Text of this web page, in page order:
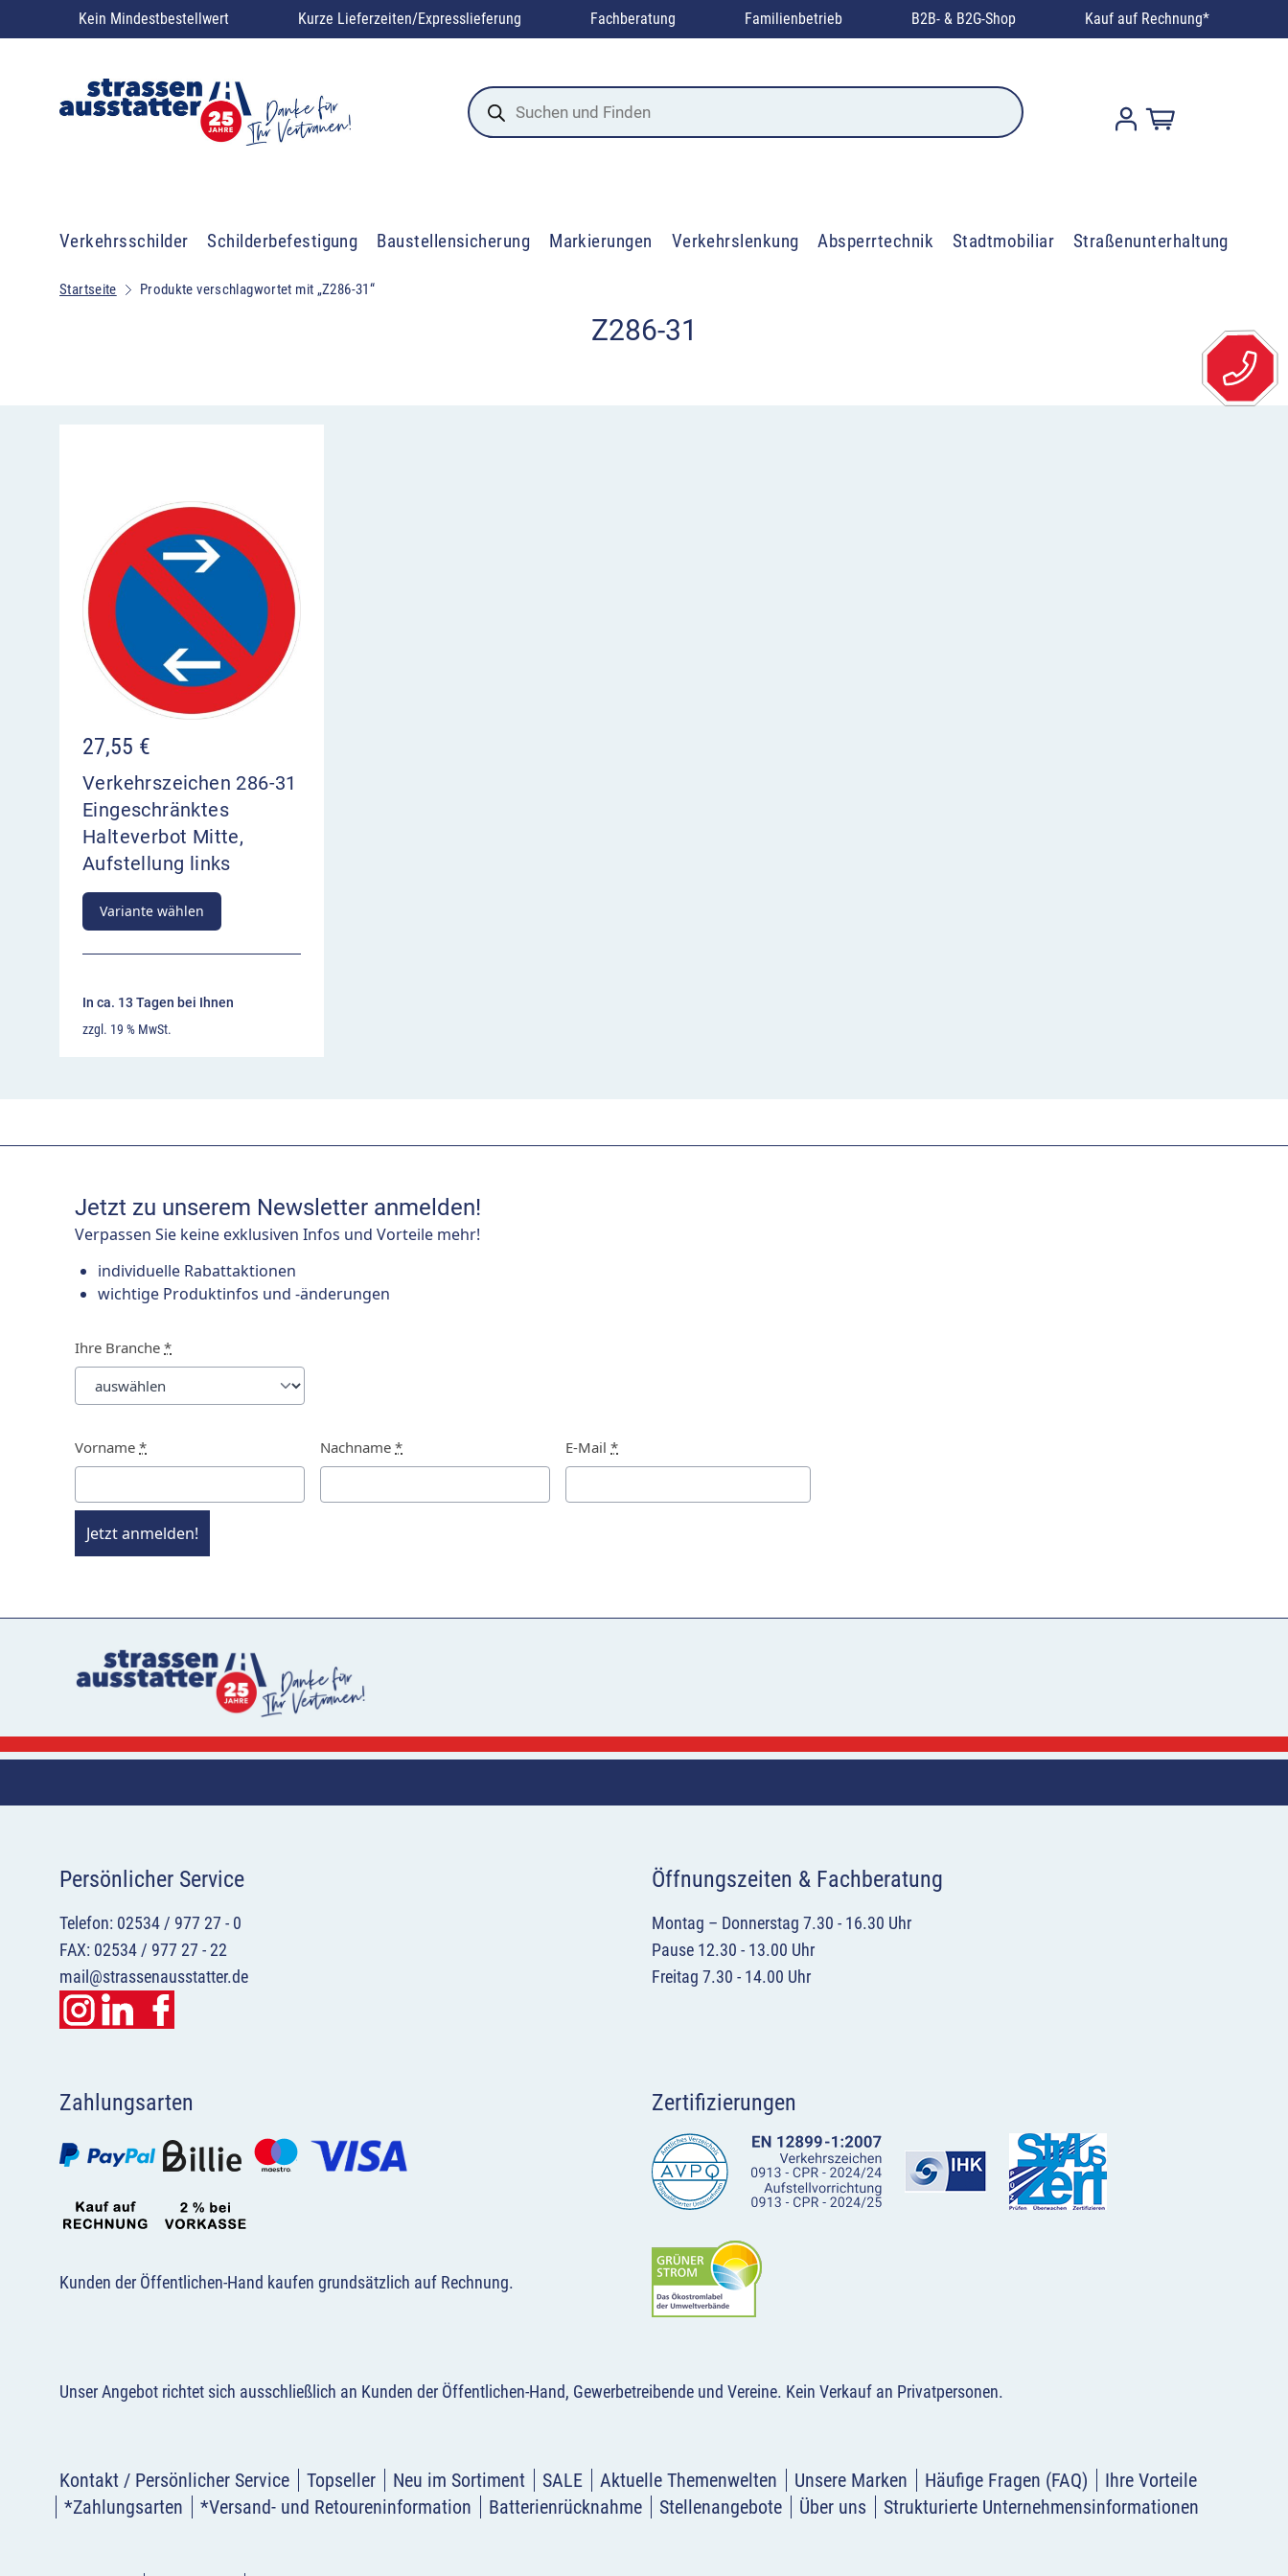
Kein Mindestbestellwert Kurze Lieferzeiten/Expresslieferung Fachberatung Familienbetrieb B2B- & B2G-Shop Kauf auf Rechnung*
Products
search
Verkehrsschilder Schilderbefestigung Baustellensicherung Markierungen Verkehrslenkung Absperrtechnik Stadtmobiliar Straßenunterhaltung
Startseite Produkte verschlagwortet mit „Z286-31“
Z286-31
27,55 €
Verkehrszeichen 286-31
Eingeschränktes
Halteverbot Mitte,
Aufstellung links
Variante wählen
In ca. 13 Tagen bei Ihnen
zzgl. 19 % MwSt.
Jetzt zu unserem Newsletter anmelden!
Verpassen Sie keine exklusiven Infos und Vorteile mehr!
individuelle Rabattaktionen
wichtige Produktinfos und -änderungen
Ihre Branche *
Vorname * Nachname * E-Mail *
Jetzt anmelden!
Persönlicher Service
Telefon: 02534 / 977 27 - 0
FAX: 02534 / 977 27 - 22
mail@strassenausstatter.de
Öffnungszeiten & Fachberatung
Montag – Donnerstag 7.30 - 16.30 Uhr
Pause 12.30 - 13.00 Uhr
Freitag 7.30 - 14.00 Uhr
Zahlungsarten
Kunden der Öffentlichen-Hand kaufen grundsätzlich auf Rechnung.
Zertifizierungen
Unser Angebot richtet sich ausschließlich an Kunden der Öffentlichen-Hand, Gewerbetreibende und Vereine. Kein Verkauf an Privatpersonen.
Kontakt / Persönlicher Service Topseller Neu im Sortiment SALE Aktuelle Themenwelten Unsere Marken Häufige Fragen (FAQ)
Ihre Vorteile
*Zahlungsarten
*Versand- und Retoureninformation Batterienrücknahme Stellenangebote Über uns Strukturierte Unternehmensinformationen